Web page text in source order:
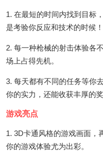
1. 在最短的时间内找到目标
是考验你反应和技术的时候！
2. 每一种枪械的射击体验各
场上占得先机。
3. 每天都有不同的任务等你
你的实力，还能收获丰厚的奖
游戏亮点
1. 3D卡通风格的游戏画面，
你的游戏体验尤为出彩。